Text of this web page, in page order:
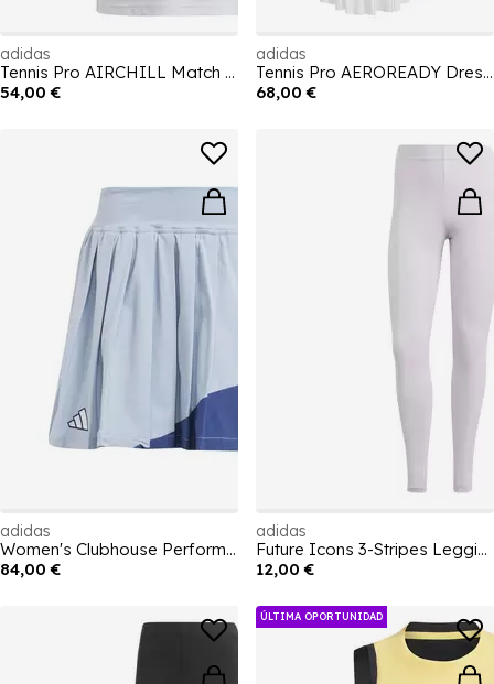
adidas
Tennis Pro AIRCHILL Match Tank Top Womens
54,00 €
adidas
Tennis Pro AEROREADY Dress Womens
68,00 €
adidas
Women's Clubhouse Performance Tennis Skirt
84,00 €
adidas
Future Icons 3-Stripes Leggings Womens
12,00 €
ÚLTIMA OPORTUNIDAD